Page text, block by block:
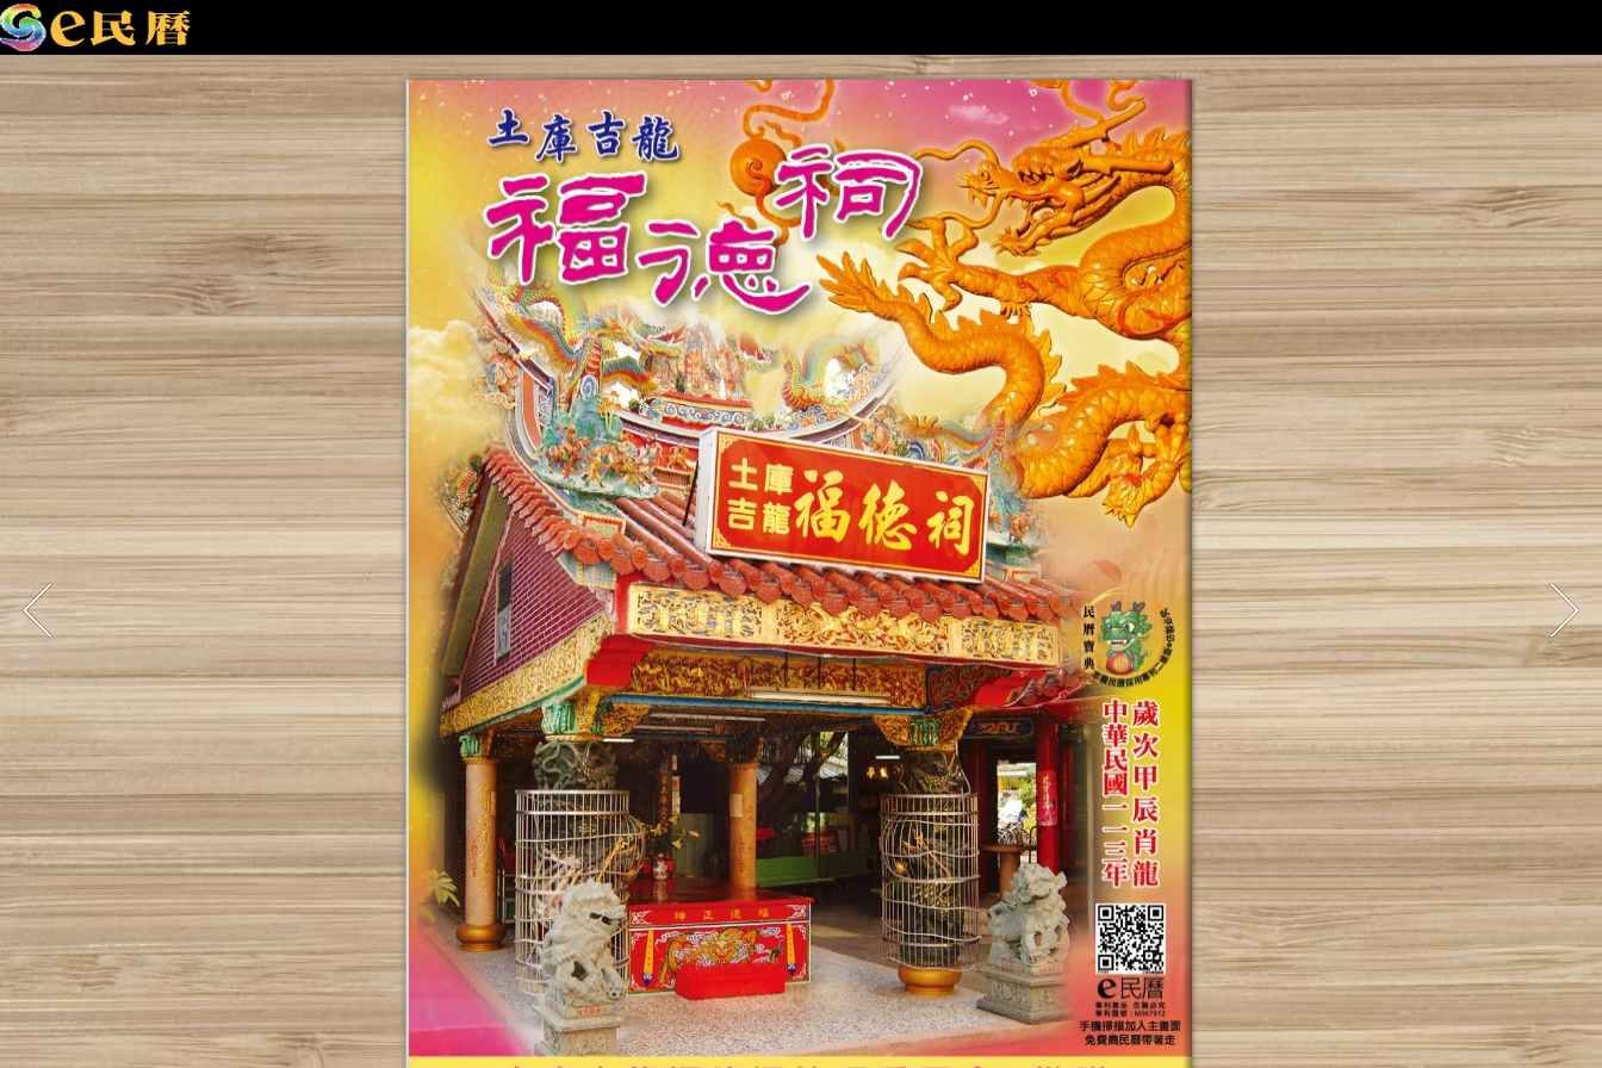
福德祠簡介
土庫里活動
急難救助
廣告助印
獎學金
獎學金申請
安奉財利燈
點燈祈福